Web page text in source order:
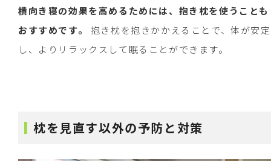
横向き寝の効果を高めるためには、抱き枕を使うことも
おすすめです。
抱き枕を抱きかかえることで、体が安定
し、よりリラックスして眠ることができます。
枕を見直す以外の予防と対策